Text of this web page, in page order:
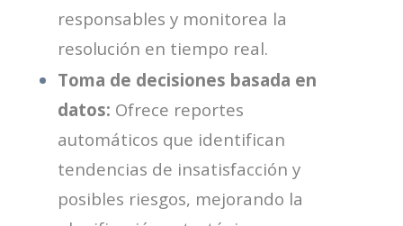
responsables y monitorea la
resolución en tiempo real.
Toma de decisiones basada en
datos: Ofrece reportes
automáticos que identifican
tendencias de insatisfacción y
posibles riesgos, mejorando la